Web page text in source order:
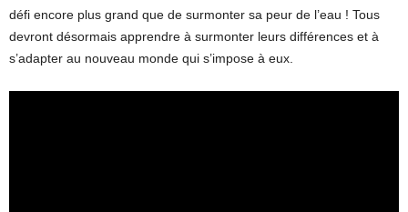
défi encore plus grand que de surmonter sa peur de l’eau ! Tous
devront désormais apprendre à surmonter leurs différences et à
s’adapter au nouveau monde qui s’impose à eux.